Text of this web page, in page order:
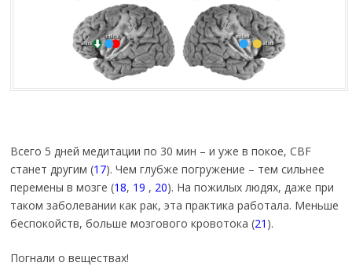
Всего 5 дней медитации по 30 мин – и уже в покое, CBF
станет другим (17). Чем глубже погружение – тем сильнее
перемены в мозге (18, 19 , 20). На пожилых людях, даже при
таком заболевании как рак, эта практика работала. Меньше
беспокойств, больше мозгового кровотока (21 ).
Погнали о веществах!